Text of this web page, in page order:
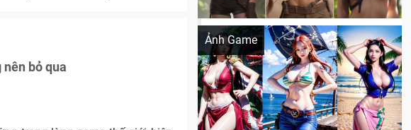
bỏ qua
Ảnh Game
Khi AI Cosplay gái đẹp One Piece